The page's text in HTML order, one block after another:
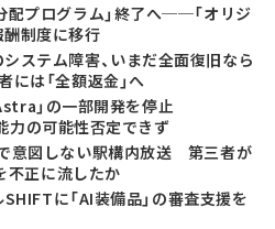
配プログラム」終了へ──「オリジ
酬制度に移行
ステム障害、いまだ全面復旧なら
は「全額返金」へ
」の一部開発を停止
力の可能性否定できず
で意図しない駅構内放送 第三者が
正に流したか
に「AI装備品」の審査支援を